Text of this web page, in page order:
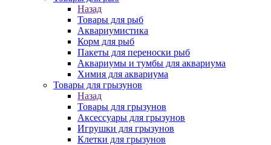
Назад
Товары для рыб
Аквариумистика
Корм для рыб
Пакеты для переноски рыб
Аквариумы и тумбы для аквариума
Химия для аквариума
Товары для грызунов
Назад
Товары для грызунов
Аксессуары для грызунов
Игрушки для грызунов
Клетки для грызунов